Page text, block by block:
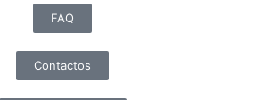
FAQ
Contactos